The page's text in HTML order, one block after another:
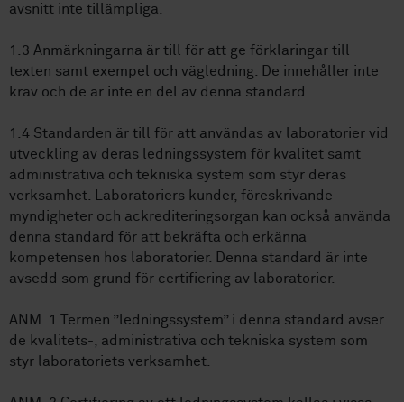
avsnitt inte tillämpliga.
1.3 Anmärkningarna är till för att ge förklaringar till
texten samt exempel och vägledning. De innehåller inte
krav och de är inte en del av denna standard.
1.4 Standarden är till för att användas av laboratorier vid
utveckling av deras ledningssystem för kvalitet samt
administrativa och tekniska system som styr deras
verksamhet. Laboratoriers kunder, föreskrivande
myndigheter och ackrediteringsorgan kan också använda
denna standard för att bekräfta och erkänna
kompetensen hos laboratorier. Denna standard är inte
avsedd som grund för certifiering av laboratorier.
ANM. 1 Termen ”ledningssystem” i denna standard avser
de kvalitets-, administrativa och tekniska system som
styr laboratoriets verksamhet.